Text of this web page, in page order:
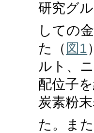
研究グ
しての
た（ 図1
ルト、
配位子
炭素粉
た。ま